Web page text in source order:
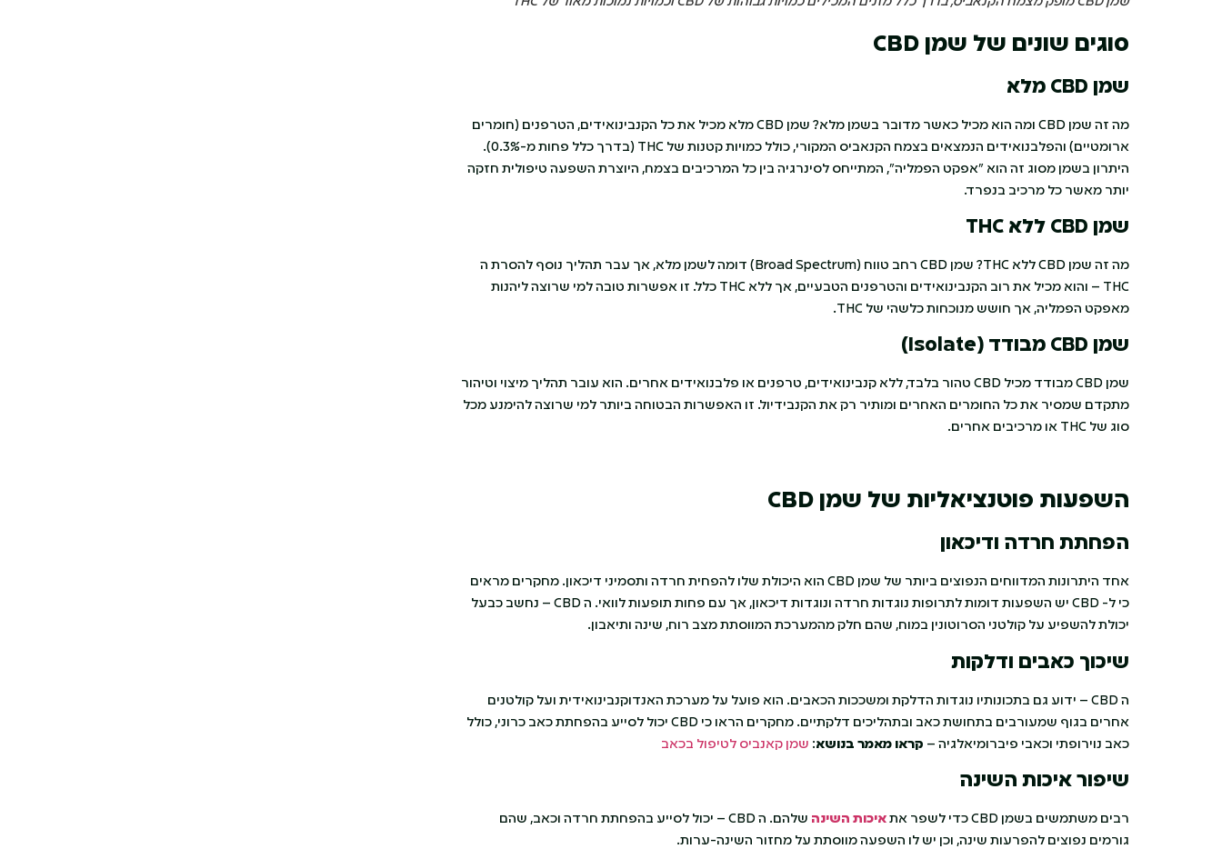
סוגים שונים של שמן
שמן מלא
מה זה שמן CBD ומה הוא מכיל כאשר מדובר בשמן מלא? שמן CBD מלא מכיל את כל הקנבינואידים, הטרפנים (חומרים
ארומטיים) והפלבנואידים הנמצאים בצמח הקנאביס המקורי, כולל כמויות קטנות של THC (בדרך כלל פחות מ-0.3%).
היתרון בשמן מסוג זה הוא "אפקט הפמליה", המתייחס לסינרגיה בין כל המרכיבים בצמח, היוצרת השפעה טיפולית חזקה
יותר מאשר כל מרכיב בנפרד.
שמן ללא THC
מה זה שמן CBD ללא THC? שמן CBD רחב טווח (Broad Spectrum) דומה לשמן מלא, אך עבר תהליך נוסף להסרת ה
THC – והוא מכיל את רוב הקנבינואידים והטרפנים הטבעיים, אך ללא THC כלל. זו אפשרות טובה למי שרוצה ליהנות
מאפקט הפמליה, אך חושש מנוכחות כלשהי של THC.
שמן מבודד (Isolate)
שמן CBD מבודד מכיל CBD טהור בלבד, ללא קנבינואידים, טרפנים או פלבנואידים אחרים. הוא עובר תהליך מיצוי וטיהור
מתקדם שמסיר את כל החומרים האחרים ומותיר רק את הקנבידיול. זו האפשרות הבטוחה ביותר למי שרוצה להימנע מכל
סוג של THC או מרכיבים אחרים.
השפעות פוטנציאליות של שמן CBD
הפחתת חרדה ודיכאון
אחד היתרונות המדווחים הנפוצים ביותר של שמן CBD הוא היכולת שלו להפחית חרדה ותסמיני דיכאון. מחקרים מראים
כי ל- CBD יש השפעות דומות לתרופות נוגדות חרדה ונוגדות דיכאון, אך עם פחות תופעות לוואי. ה CBD – נחשב כבעל
יכולת להשפיע על קולטני הסרוטונין במוח, שהם חלק מהמערכת המווסתת מצב רוח, שינה ותיאבון.
שיכוך כאבים ודלקות
ה CBD – ידוע גם בתכונותיו נוגדות הדלקת ומשככות הכאבים. הוא פועל על מערכת האנדוקנבינואידית ועל קולטנים
אחרים בגוף שמעורבים בתחושת כאב ובתהליכים דלקתיים. מחקרים הראו כי CBD יכול לסייע בהפחתת כאב כרוני, כולל
כאב נוירופתי וכאבי פיברומיאלגיה – קראו מאמר בנושא: שמן קאנביס לטיפול בכאב
שיפור איכות השינה
רבים משתמשים בשמן CBD כדי לשפר את איכות השינה
שלהם. ה CBD – יכול לסייע בהפחתת חרדה וכאב, שהם
גורמים נפוצים להפרעות שינה, וכן יש לו השפעה מווסתת על מחזור השינה-ערות.